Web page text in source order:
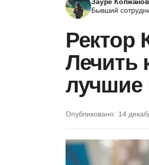
Бывший
Ректор
Лечить
лучшие
Опубликовано: 14